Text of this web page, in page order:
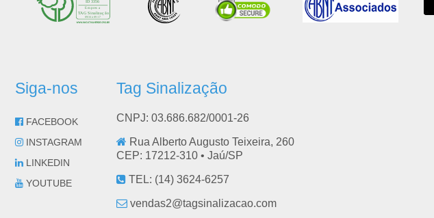
Siga-nos
FACEBOOK
INSTAGRAM
LINKEDIN
YOUTUBE
Tag Sinalização
CNPJ: 03.686.682/0001-26
Rua Alberto Augusto Teixeira, 260
CEP: 17212-310 • Jaú/SP
TEL: (14) 3624-6257
vendas2@tagsinalizacao.com